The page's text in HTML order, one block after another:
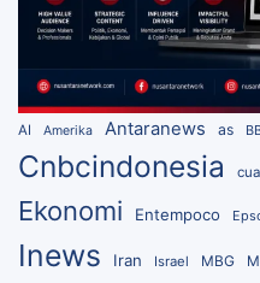
AI Amerika Antaranews as
Cnbcindonesia
Ekonomi Entempoco
Inews Iran Israel MBG